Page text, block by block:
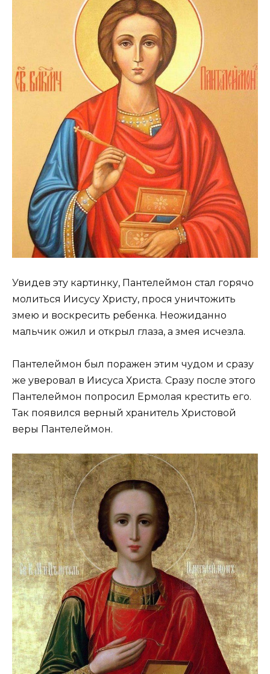
Увидев эту картинку, Пантелеймон стал горячо
молиться Иисусу Христу, прося уничтожить
змею и воскресить ребенка. Неожиданно
мальчик ожил и открыл глаза, а змея исчезла.
Пантелеймон был поражен этим чудом и сразу
же уверовал в Иисуса Христа. Сразу после этого
Пантелеймон попросил Ермолая крестить его.
Так появился верный хранитель Христовой
веры Пантелеймон.